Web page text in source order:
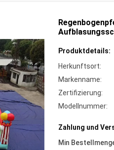
Produktdetails:
Herkunftsort:
Markenname:
Zertifizierung:
Modellnummer:
Zahlung und
Min